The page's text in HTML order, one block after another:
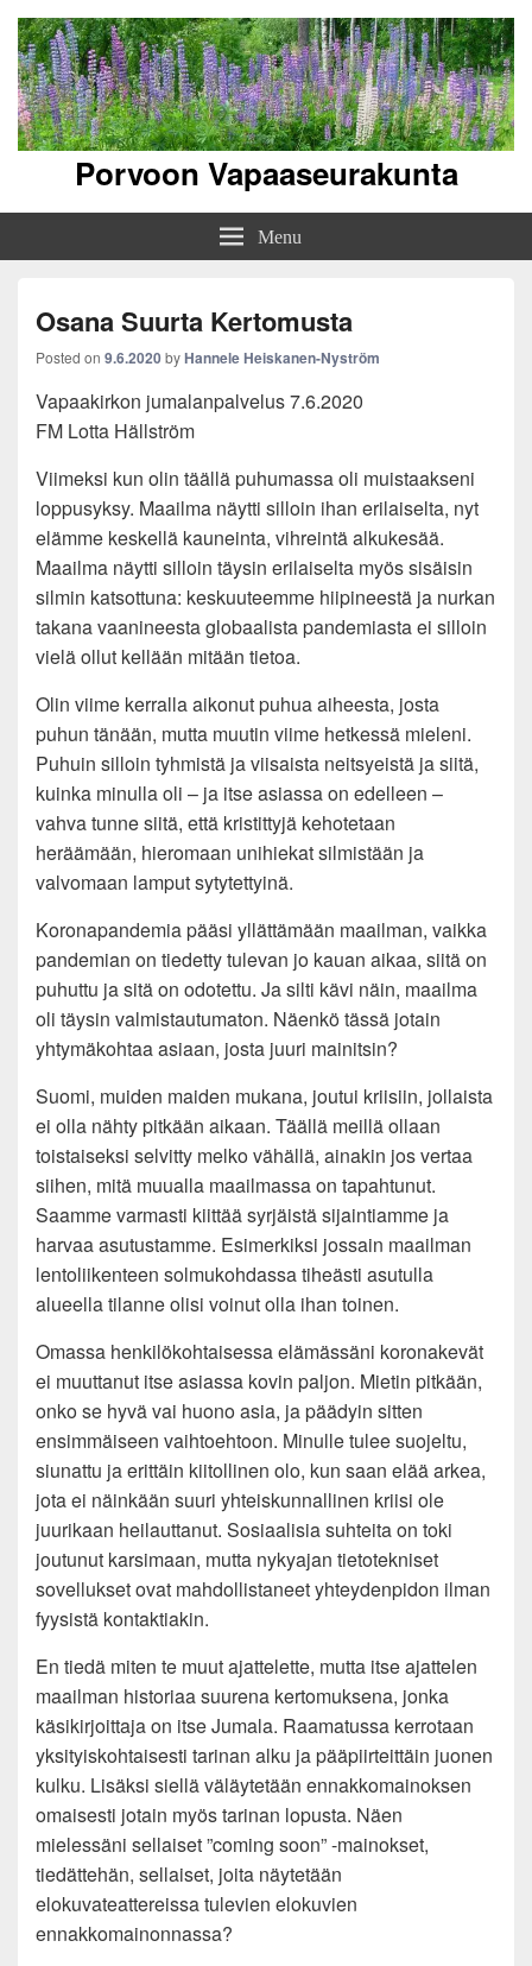
Porvoon Vapaaseurakunta
Menu
Osana Suurta Kertomusta
Posted on 9.6.2020byHannele Heiskanen-Nyström
Vapaakirkon jumalanpalvelus 7.6.2020
FM Lotta Hällström
Viimeksi kun olin täällä puhumassa oli muistaakseni
loppusyksy. Maailma näytti silloin ihan erilaiselta, nyt
elämme keskellä kauneinta, vihreintä alkukesää.
Maailma näytti silloin täysin erilaiselta myös sisäisin
silmin katsottuna: keskuuteemme hiipineestä ja nurkan
takana vaanineesta globaalista pandemiasta ei silloin
vielä ollut kellään mitään tietoa.
Olin viime kerralla aikonut puhua aiheesta, josta
puhun tänään, mutta muutin viime hetkessä mieleni.
Puhuin silloin tyhmistä ja viisaista neitsyeistä ja siitä,
kuinka minulla oli – ja itse asiassa on edelleen –
vahva tunne siitä, että kristittyjä kehotetaan
heräämään, hieromaan unihiekat silmistään ja
valvomaan lamput sytytettyinä.
Koronapandemia pääsi yllättämään maailman, vaikka
pandemian on tiedetty tulevan jo kauan aikaa, siitä on
puhuttu ja sitä on odotettu. Ja silti kävi näin, maailma
oli täysin valmistautumaton. Näenkö tässä jotain
yhtymäkohtaa asiaan, josta juuri mainitsin?
Suomi, muiden maiden mukana, joutui kriisiin, jollaista
ei olla nähty pitkään aikaan. Täällä meillä ollaan
toistaiseksi selvitty melko vähällä, ainakin jos vertaa
siihen, mitä muualla maailmassa on tapahtunut.
Saamme varmasti kiittää syrjäistä sijaintiamme ja
harvaa asutustamme. Esimerkiksi jossain maailman
lentoliikenteen solmukohdassa tiheästi asutulla
alueella tilanne olisi voinut olla ihan toinen.
Omassa henkilökohtaisessa elämässäni koronakevät
ei muuttanut itse asiassa kovin paljon. Mietin pitkään,
onko se hyvä vai huono asia, ja päädyin sitten
ensimmäiseen vaihtoehtoon. Minulle tulee suojeltu,
siunattu ja erittäin kiitollinen olo, kun saan elää arkea,
jota ei näinkään suuri yhteiskunnallinen kriisi ole
juurikaan heilauttanut. Sosiaalisia suhteita on toki
joutunut karsimaan, mutta nykyajan tietotekniset
sovellukset ovat mahdollistaneet yhteydenpidon ilman
fyysistä kontaktiakin.
En tiedä miten te muut ajattelette, mutta itse ajattelen
maailman historiaa suurena kertomuksena, jonka
käsikirjoittaja on itse Jumala. Raamatussa kerrotaan
yksityiskohtaisesti tarinan alku ja pääpiirteittäin juonen
kulku. Lisäksi siellä väläytetään ennakkomainoksen
omaisesti jotain myös tarinan lopusta. Näen
mielessäni sellaiset ”coming soon” -mainokset,
tiedättehän, sellaiset, joita näytetään
elokuvateattereissa tulevien elokuvien
ennakkomainonnassa?